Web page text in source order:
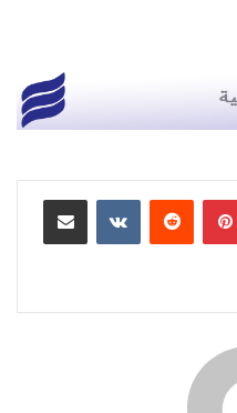
بينتيريست مشاركة عبر البريد